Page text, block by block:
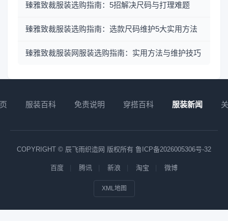
臻雅致裁服装选购指南：5招解决尺码与打理难题
臻雅致裁服装选购指南：选款尺码维护5大实用方法
臻雅致裁服装网服装选购指南：实用方法与维护技巧
服装百科 免责说明 穿搭百科 服装新闻
COPYRIGHT © 辰飞雨织造网 版权所有 鲁ICP备2026005306号-32
百度 腾讯 新浪 淘宝 微博
XML地图